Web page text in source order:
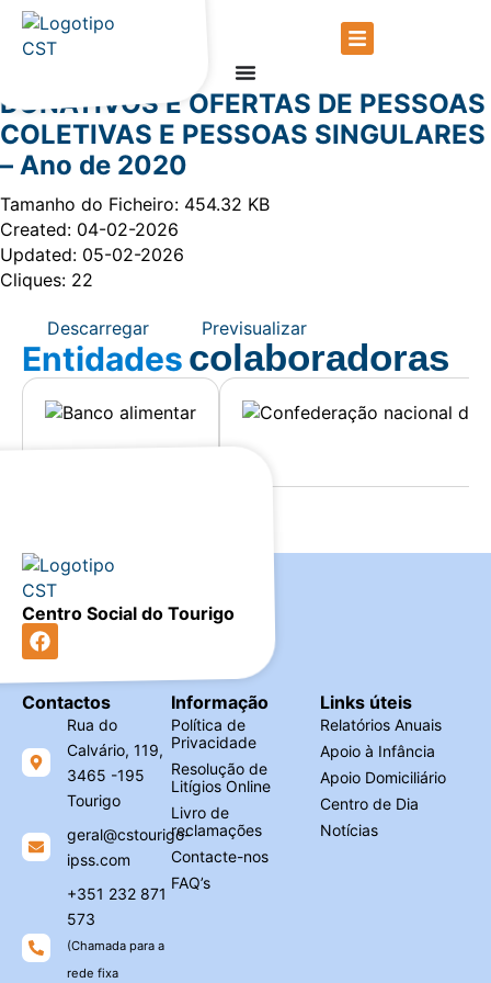
DONATIVOS E OFERTAS DE PESSOAS
COLETIVAS E PESSOAS SINGULARES
– Ano de 2020
Tamanho do Ficheiro: 454.32 KB
Created: 04-02-2026
Updated: 05-02-2026
Cliques: 22
Descarregar Previsualizar
Entidadescolaboradoras
Centro Social do Tourigo
Contactos
Rua do
Calvário, 119,
3465 -195
Tourigo
geral@cstourigo-
ipss.com
+351 232 871
573
(Chamada para a
rede fixa
Informação
Política de
Privacidade
Resolução de
Litígios Online
Livro de
reclamações
Contacte-nos
FAQ’s
Links úteis
Relatórios Anuais
Apoio à Infância
Apoio Domiciliário
Centro de Dia
Notícias